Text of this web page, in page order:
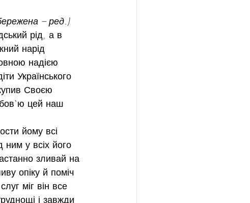
– ред.)
рід, а в
нарід
надією
Українського
Своєю
цей наш
йому всі
ним у всіх його
зливай на
опіку й поміч
міг він все
і завжди